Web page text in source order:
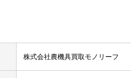
株式会社農機具買取モノリーフ